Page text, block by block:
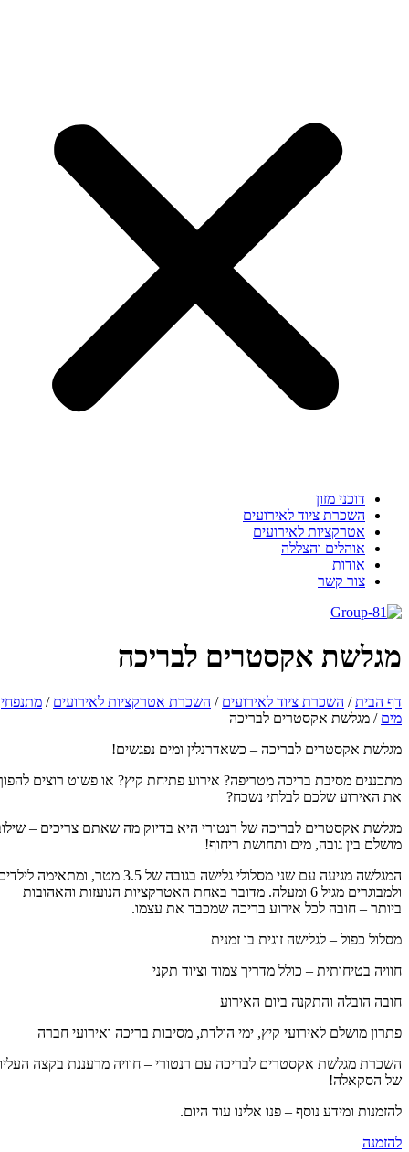
דוכני מזון
השכרת ציוד לאירועים
אטרקציות לאירועים
אוהלים והצללה
אודות
צור קשר
אקסטרים לבריכה
הבית/השכרת ציוד לאירועים/השכרת אטרקציות לאירועים/מתנפחי
/מגלשת אקסטרים לבריכה
אקסטרים לבריכה – כשאדרנלין ומים נפגשים!
מסיבת בריכה מטריפה? אירוע פתיחת קיץ? או פשוט רוצים להפוך
האירוע שלכם לבלתי נשכח?
אקסטרים לבריכה של רנטורי היא בדיוק מה שאתם צריכים – שילוב
בין גובה, מים ותחושת ריחוף!
המגלשה מגיעה עם שני מסלולי גלישה בגובה של 3.5 מטר, ומתאימה לילדים
ולמבוגרים מגיל 6 ומעלה. מדובר באחת האטרקציות הנועזות והאהובות
– חובה לכל אירוע בריכה שמכבד את עצמו.
כפול – לגלישה זוגית בו זמנית
בטיחותית – כולל מדריך צמוד וציוד תקני
הובלה והתקנה ביום האירוע
מושלם לאירועי קיץ, ימי הולדת, מסיבות בריכה ואירועי חברה
מגלשת אקסטרים לבריכה עם רנטורי – חוויה מרעננת בקצה העליון
הסקאלה!
ומידע נוסף – פנו אלינו עוד היום.